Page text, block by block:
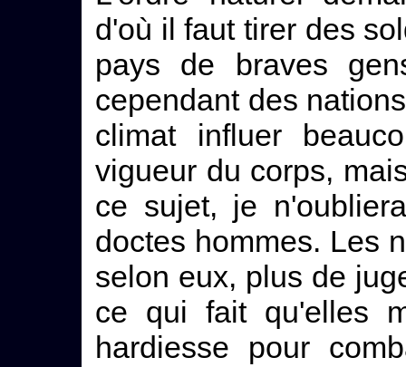
d'où il faut tirer des
pays de braves
cependant des
climat influer
vigueur du corps,
ce sujet, je
doctes hommes. Les
selon eux, plus de
ce qui fait qu'elles
hardiesse pour